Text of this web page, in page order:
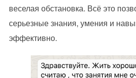
веселая обстановка. Всё это
серьезные знания, умения и
эффективно.